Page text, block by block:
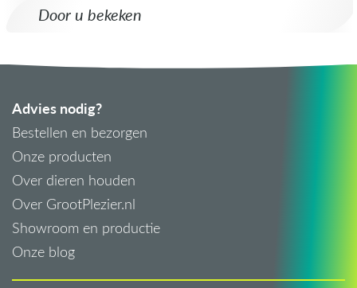
Door u bekeken
Advies nodig?
Bestellen en bezorgen
Onze producten
Over dieren houden
Over GrootPlezier.nl
Showroom en productie
Onze blog